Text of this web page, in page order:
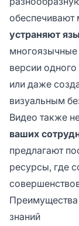
устраняют
многоязычные
версии
или даже
визуальным
Видео также
ваших
предлагают
ресурсы, где
Преимущества
знаний